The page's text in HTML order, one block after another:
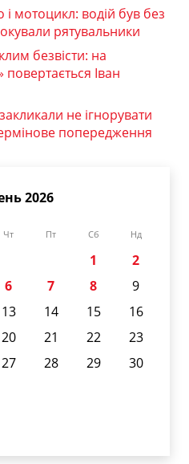
і мотоцикл: водій був без
рятувальники
безвісти: на
Іван
не ігнорувати
попередження
2026
Чт Пт Сб Нд
1
2
6 7 8
9
13 14 15
16
20 21 22
23
27 28 29
30